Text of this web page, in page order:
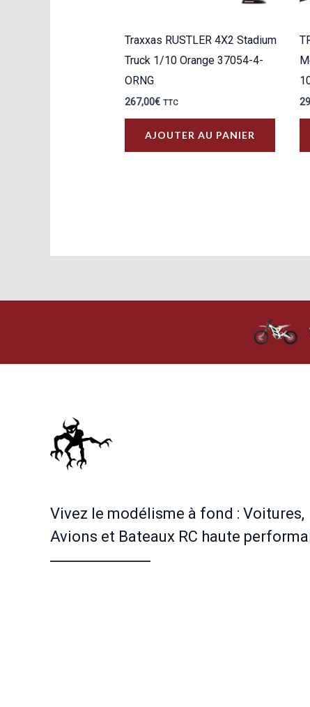
Traxxas RUSTLER 4X2 Stadium
Truck 1/10 Orange 37054-4-
ORNG
267,00€ TTC
AJOUTER AU PANIER
Vivez le modélisme à fond : Voitures,
Avions et Bateaux RC haute